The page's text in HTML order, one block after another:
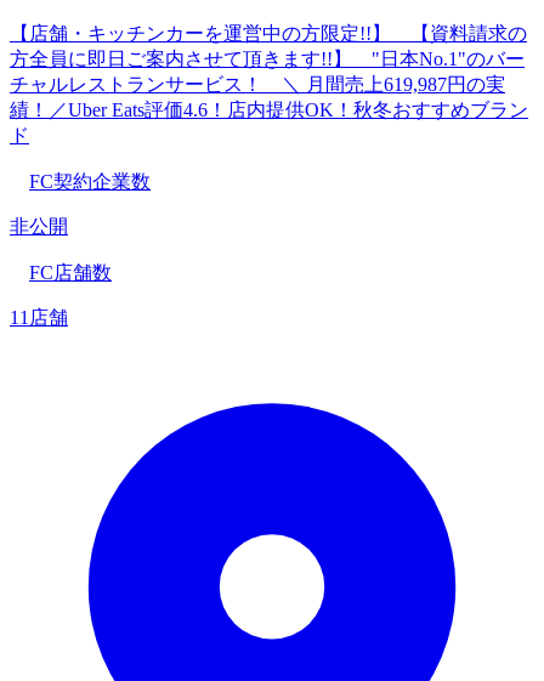
【店舗・キッチンカーを運営中の方限定!!】 【資料請求の
方全員に即日ご案内させて頂きます!!】 "日本No.1"のバー
チャルレストランサービス！ ＼ 月間売上619,987円の実
績！／Uber Eats評価4.6！店内提供OK！秋冬おすすめブラン
ド
FC契約企業数
非公開
FC店舗数
11店舗